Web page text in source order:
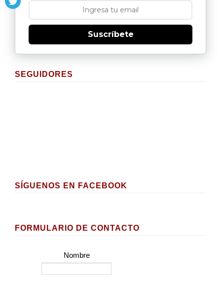
Suscríbete
SEGUIDORES
SÍGUENOS EN FACEBOOK
FORMULARIO DE CONTACTO
Nombre